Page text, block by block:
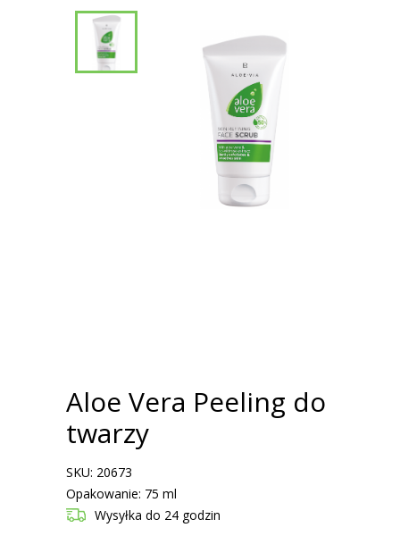
Aloe Vera Peeling do
twarzy
SKU: 20673
Opakowanie: 75 ml
Wysyłka do 24 godzin